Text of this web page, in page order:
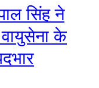
सिंह ने
के